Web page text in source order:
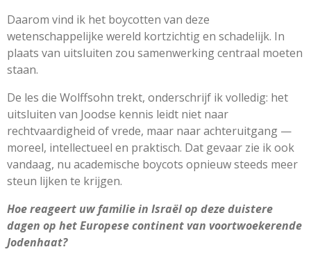
Daarom vind ik het boycotten van deze
wetenschappelijke wereld kortzichtig en schadelijk. In
plaats van uitsluiten zou samenwerking centraal moeten
staan.
De les die Wolffsohn trekt, onderschrijf ik volledig: het
uitsluiten van Joodse kennis leidt niet naar
rechtvaardigheid of vrede, maar naar achteruitgang —
moreel, intellectueel en praktisch. Dat gevaar zie ik ook
vandaag, nu academische boycots opnieuw steeds meer
steun lijken te krijgen.
Hoe reageert uw familie in Israël op deze duistere
dagen op het Europesecontinent van voortwoekerende
Jodenhaat?